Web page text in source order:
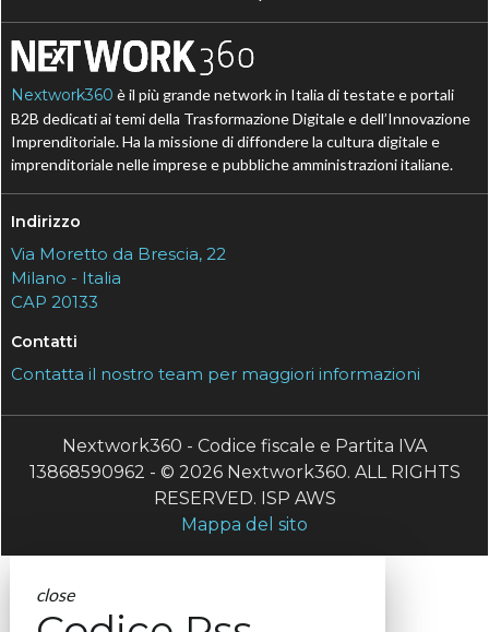
Nextwork360 è il più grande network in Italia di testate e portali
B2B dedicati ai temi della Trasformazione Digitale e dell’Innovazione
Imprenditoriale. Ha la missione di diffondere la cultura digitale e
imprenditoriale nelle imprese e pubbliche amministrazioni italiane.
Indirizzo
Via Moretto da Brescia, 22
Milano - Italia
CAP 20133
Contatti
Contatta il nostro team per maggiori informazioni
Nextwork360 - Codice fiscale e Partita IVA
13868590962 - © 2026 Nextwork360. ALL RIGHTS
RESERVED. ISP AWS
Mappa del sito
close